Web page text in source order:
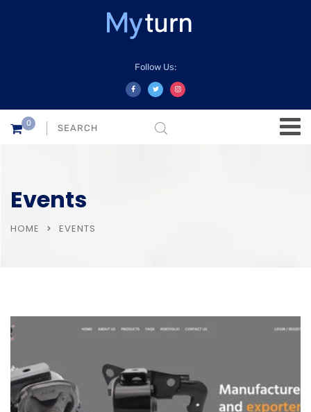
Follow Us:
0
Events
HOME EVENTS